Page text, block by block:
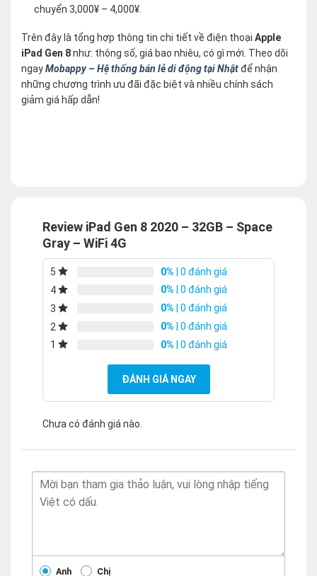
chuyển 3,000¥ – 4,000¥.
Trên đây là tổng hợp thông tin chi tiết về điện thoại Apple
iPad Gen 8như: thông số, giá bao nhiêu, có gì mới. Theo dõi
ngayMobappy – Hệ thống bán lẻ di động tại Nhậtđể nhận
những chương trình ưu đãi đặc biệt và nhiều chính sách
giảm giá hấp dẫn!
Review iPad Gen 8 2020 – 32GB – Space
Gray – WiFi 4G
5 0% | 0 đánh giá
4
0% | 0 đánh giá
3
0% | 0 đánh giá
2
0% | 0 đánh giá
1
0% | 0 đánh giá
ĐÁNH GIÁ NGAY
Chưa có đánh giá nào.
Anh Chị